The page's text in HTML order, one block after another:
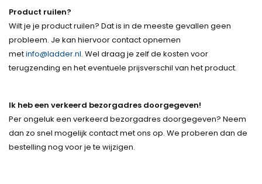
Product ruilen?
Wilt je je product ruilen? Dat is in de meeste gevallen geen
probleem. Je kan hiervoor contact opnemen
metinfo@ladder.nl. Wel draag je zelf de kosten voor
terugzending en het eventuele prijsverschil van het product.
Ik heb een verkeerd bezorgadres doorgegeven!
Per ongeluk een verkeerd bezorgadres doorgegeven? Neem
dan zo snel mogelijk contact met ons op. We proberen dan de
bestelling nog voor je te wijzigen.